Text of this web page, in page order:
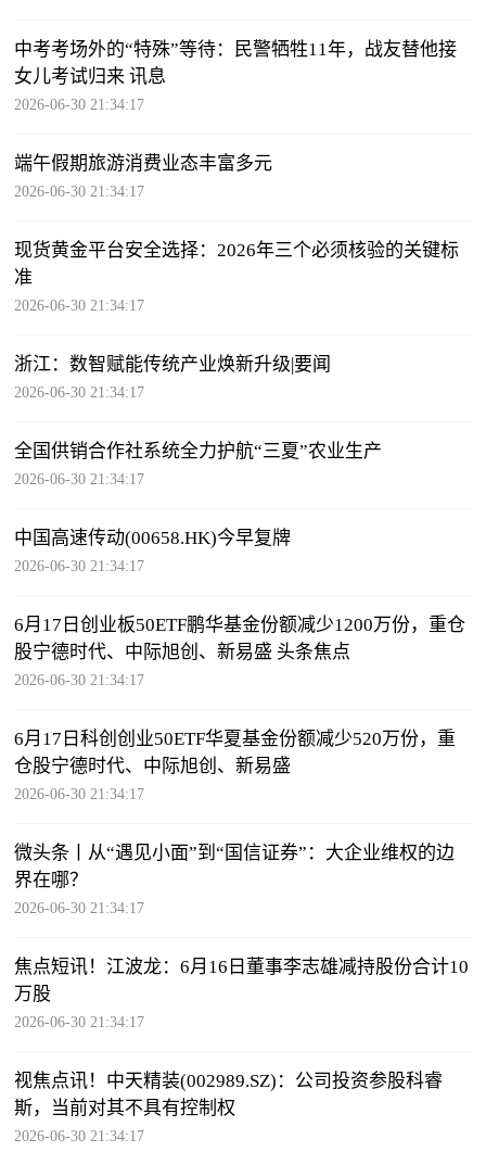
中考考场外的“特殊”等待：民警牺牲11年，战友替他接
女儿考试归来 讯息
2026-06-30 21:34:17
端午假期旅游消费业态丰富多元
2026-06-30 21:34:17
现货黄金平台安全选择：2026年三个必须核验的关键标
准
2026-06-30 21:34:17
浙江：数智赋能传统产业焕新升级|要闻
2026-06-30 21:34:17
全国供销合作社系统全力护航“三夏”农业生产
2026-06-30 21:34:17
中国高速传动(00658.HK)今早复牌
2026-06-30 21:34:17
6月17日创业板50ETF鹏华基金份额减少1200万份，重仓
股宁德时代、中际旭创、新易盛 头条焦点
2026-06-30 21:34:17
6月17日科创创业50ETF华夏基金份额减少520万份，重
仓股宁德时代、中际旭创、新易盛
2026-06-30 21:34:17
微头条丨从“遇见小面”到“国信证券”：大企业维权的边
界在哪？
2026-06-30 21:34:17
焦点短讯！江波龙：6月16日董事李志雄减持股份合计10
万股
2026-06-30 21:34:17
视焦点讯！中天精装(002989.SZ)：公司投资参股科睿
斯，当前对其不具有控制权
2026-06-30 21:34:17